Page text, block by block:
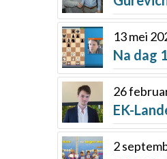
13 mei
Na dag
26
EK-
2